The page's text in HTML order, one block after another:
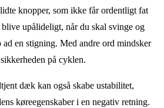
knopper, som ikke får ordentligt fat
upålideligt, når du skal svinge og
ad en stigning. Med andre ord mindsker
på cyklen.
dæk kan også skabe ustabilitet,
køreegenskaber i en negativ retning.